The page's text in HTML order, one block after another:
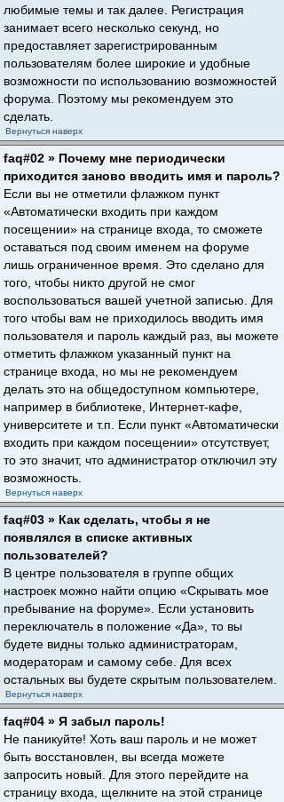
любимые темы и так далее. Регистрация
занимает всего несколько секунд, но
предоставляет зарегистрированным
пользователям более широкие и удобные
возможности по использованию возможностей
форума. Поэтому мы рекомендуем это
сделать.
Вернуться наверх
faq#02 » Почему мне периодически
приходится заново вводить имя и пароль?
Если вы не отметили флажком пункт
«Автоматически входить при каждом
посещении» на странице входа, то сможете
оставаться под своим именем на форуме
лишь ограниченное время. Это сделано для
того, чтобы никто другой не смог
воспользоваться вашей учетной записью. Для
того чтобы вам не приходилось вводить имя
пользователя и пароль каждый раз, вы можете
отметить флажком указанный пункт на
странице входа, но мы не рекомендуем
делать это на общедоступном компьютере,
например в библиотеке, Интернет-кафе,
университете и т.п. Если пункт «Автоматически
входить при каждом посещении» отсутствует,
то это значит, что администратор отключил эту
возможность.
Вернуться наверх
faq#03 » Как сделать, чтобы я не
появлялся в списке активных
пользователей?
В центре пользователя в группе общих
настроек можно найти опцию «Скрывать мое
пребывание на форуме». Если установить
переключатель в положение «Да», то вы
будете видны только администраторам,
модераторам и самому себе. Для всех
остальных вы будете скрытым пользователем.
Вернуться наверх
faq#04 » Я забыл пароль!
Не паникуйте! Хоть ваш пароль и не может
быть восстановлен, вы всегда можете
запросить новый. Для этого перейдите на
страницу входа, щелкните на этой странице